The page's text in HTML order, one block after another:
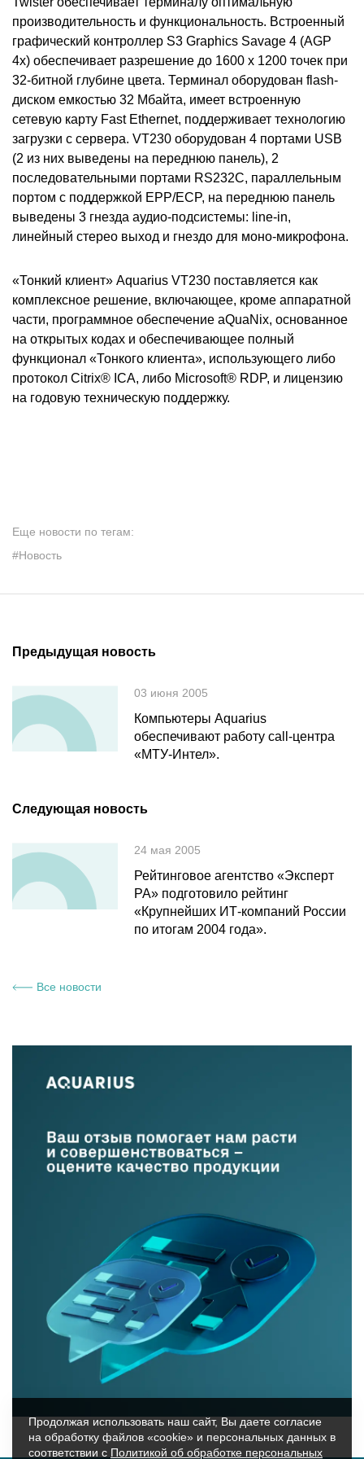
производительность и функциональность. Встроенный
графический контроллер S3 Graphics Savage 4 (AGP
4x) обеспечивает разрешение до 1600 х 1200 точек при
32-битной глубине цвета. Терминал оборудован flash-
диском емкостью 32 Мбайта, имеет встроенную
сетевую карту Fast Ethernet, поддерживает технологию
загрузки с сервера. VT230 оборудован 4 портами USB
(2 из них выведены на переднюю панель), 2
последовательными портами RS232C, параллельным
портом с поддержкой EPP/ECP, на переднюю панель
выведены 3 гнезда аудио-подсистемы: line-in,
линейный стерео выход и гнездо для моно-микрофона.
«Тонкий клиент» Aquarius VT230 поставляется как
комплексное решение, включающее, кроме аппаратной
части, программное обеспечение aQuaNix, основанное
на открытых кодах и обеспечивающее полный
функционал «Тонкого клиента», использующего либо
протокол Citrix® ICA, либо Microsoft® RDP, и лицензию
на годовую техническую поддержку.
Еще новости по тегам:
#Новость
Предыдущая новость
03 июня 2005
Компьютеры Aquarius
обеспечивают работу call-центра
«МТУ-Интел».
Следующая новость
24 мая 2005
Рейтинговое агентство «Эксперт
РА» подготовило рейтинг
«Крупнейших ИТ-компаний России
по итогам 2004 года».
Все новости
Продолжая использовать наш сайт, Вы даете согласие
на обработку файлов «cookie» и персональных данных в
соответствии с Политикой об обработке персональных